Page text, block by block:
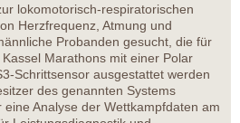
lokomotorisch-respiratorischen
Herzfrequenz, Atmung und
Probanden gesucht, die für
Marathons mit einer Polar
Schrittsensor ausgestattet werden
des genannten Systems
Analyse der Wettkampfdaten am